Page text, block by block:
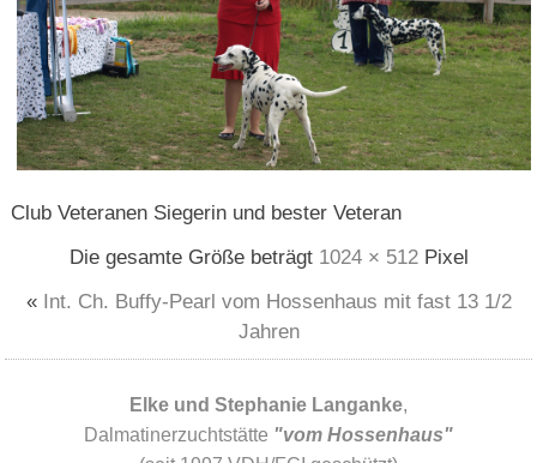
Club Veteranen Siegerin und bester Veteran
Die gesamte Größe beträgt 1024 × 512Pixel
« Int. Ch. Buffy-Pearl vom Hossenhaus mit fast 13 1/2
Jahren
Elke und Stephanie Langanke,
Dalmatinerzuchtstätte "vom Hossenhaus"